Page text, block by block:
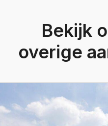
Bekijk
overige